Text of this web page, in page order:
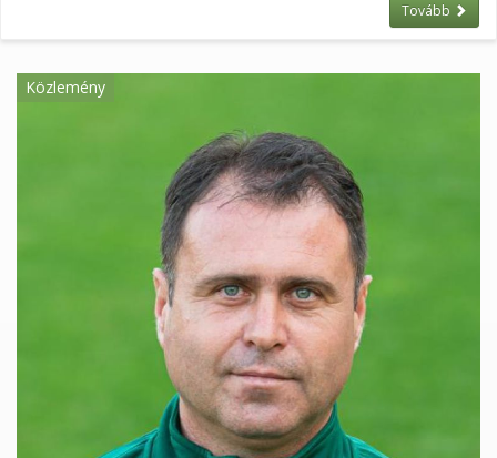
Tovább
Közlemény